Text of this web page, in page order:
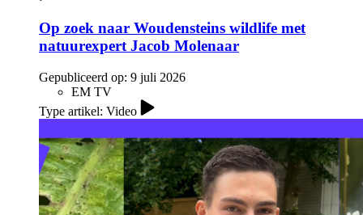
Op zoek naar Woudensteins wildlife met
natuurexpert Jacob Molenaar
Gepubliceerd op: 9 juli 2026
EM TV
Type artikel: Video